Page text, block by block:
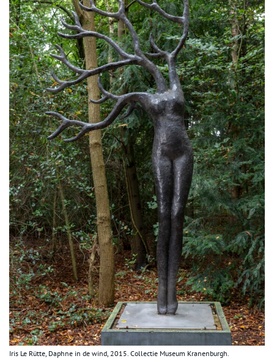
Iris Le Rütte, Daphne in de wind, 2015. Collectie Museum Kranenburgh.